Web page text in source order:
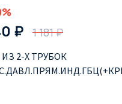
₽ 1 181 ₽
2-Х ТРУБОК